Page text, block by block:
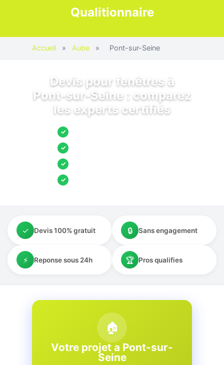
Qualitionnaire
Accueil » Aube » Pont-sur-Seine
Devis pour fenêtres à
Pont-sur-Seine : comparez
les experts certifiés
✓
✓
✓
✓
✓ Devis 100% gratuit 🔒 Sans engagement
⚡ Reponse sous 24h 🏆 Pros qualifies
🏠
Votre projet a Pont-sur-
Seine